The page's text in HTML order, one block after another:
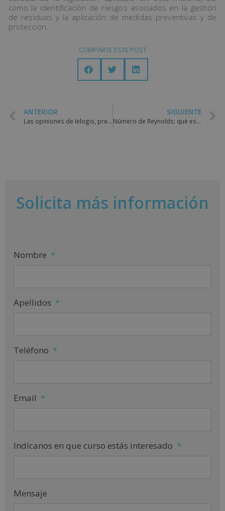
como la identificación de riesgos asociados en la gestión
de residuos y la aplicación de medidas preventivas y de
protección.
COMPARTE ESTE POST
ANTERIOR
Las opiniones de Ielogis, premiadas con el Sello Cum Laude 2022
SIGUIENTE
Número de Reynolds: qué es y cómo se calcula
Solicita más información
Nombre *
Apellidos *
Teléfono *
Email *
Indícanos en que curso estás interesado *
Mensaje